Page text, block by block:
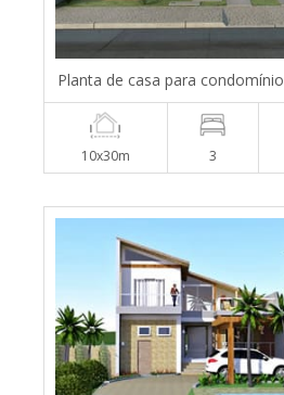
Planta de casa para condomínio
10x30m 3